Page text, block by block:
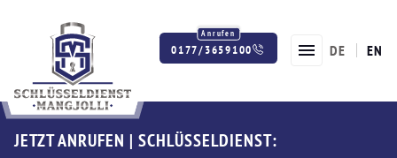
0177/3659100 DE EN
JETZT ANRUFEN | SCHLÜSSELDIENST: